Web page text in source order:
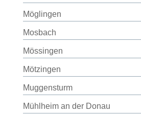
Möglingen
Mosbach
Mössingen
Mötzingen
Muggensturm
Mühlheim an der Donau